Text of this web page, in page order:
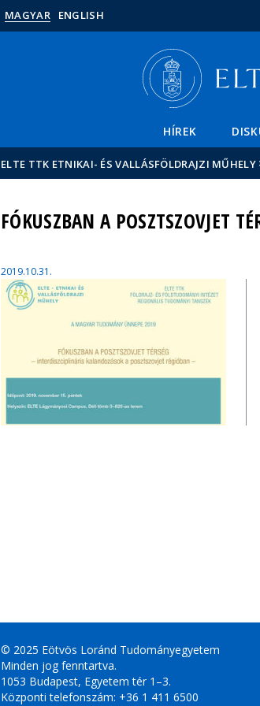
MAGYAR ENGLISH
HÍREK
ELTE TTK ETNIKAI- ÉS VALLÁSFÖLDRAJZI MŰHELY
FÓKUSZBAN A POSZTSZOVJET
2019.10.31.
© 2025 Eötvös Loránd Tudományegyetem
Minden jog fenntartva.
1053 Budapest, Egyetem tér 1–3.
Központi telefonszám: +36 1 411 6500